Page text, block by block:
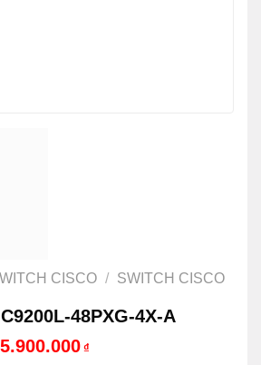
CISCO / SWITCH CISCO
48PXG-4X-A
₫Giá